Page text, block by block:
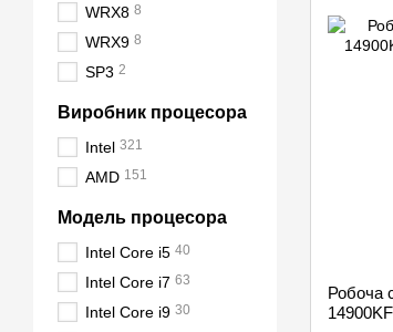
Робоча
WRX8 8
WRX9 8
SP3 2
Виробник процесора
Intel 321
AMD 151
Модель процесора
Intel Core i5 40
Intel Core i7 63
Intel Core i9 30